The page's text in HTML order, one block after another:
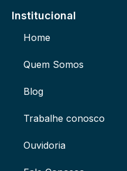
Institucional
Home
Quem Somos
Blog
Trabalhe conosco
Ouvidoria